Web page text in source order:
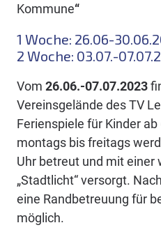
Kommune“
1 Woche: 26.06-
2 Woche: 03.07.-
Vom 26.06.-07.07.2023
Vereinsgelände des TV
Ferienspiele für Kinder
montags bis freitags
Uhr betreut und mit
„Stadtlicht“ versorgt.
eine Randbetreuung für
möglich.